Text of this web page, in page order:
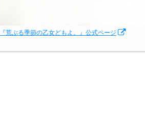
『荒ぶる季節の乙女どもよ。』公式ページ